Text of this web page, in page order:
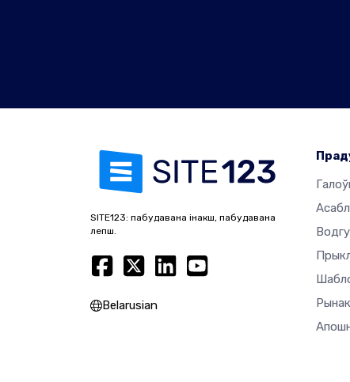
SITE123: пабудавана інакш, пабудавана
лепш.
Belarusian